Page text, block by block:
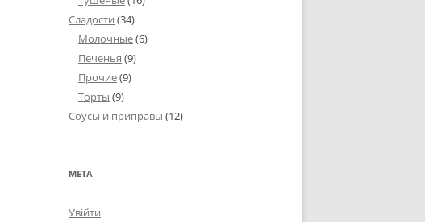
Сладости (34)
Молочные(6)
Печенья (9)
Прочие(9)
Торты (9)
Соусы и приправы (12)
МЕТА
Увійти